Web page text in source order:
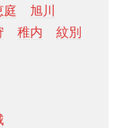
庭
旭川
稚内
紋別